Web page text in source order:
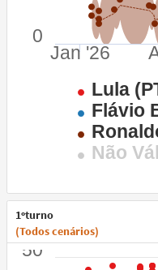
Lula
Flávio
Não
Jan '26
0
1ºturno
(Todos cenários)
50